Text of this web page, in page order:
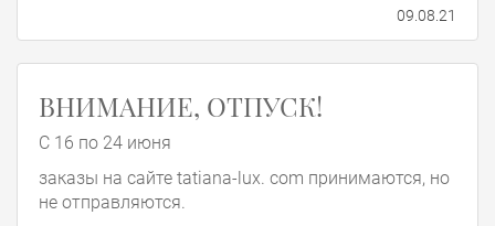
09.08.21
ВНИМАНИЕ, ОТПУСК!
С 16 по 24 июня
заказы на сайте tatiana-lux. com принимаются, но
не отправляются.